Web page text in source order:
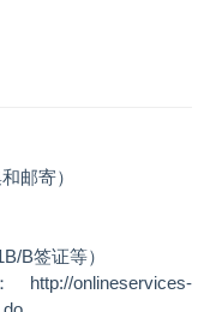
邮寄）
B签证等）
onlineservices-